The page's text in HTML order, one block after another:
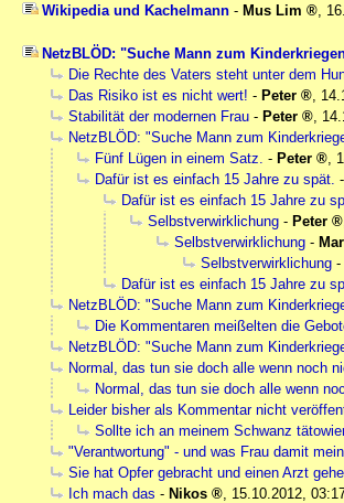
Wikipedia und Kachelmann - Mus Lim
NetzBLÖD: "Suche Mann zum
Die Rechte des Vaters steht unter dem
Das Risiko ist es nicht wert! - Peter
Stabilität der modernen Frau - Peter
NetzBLÖD: "Suche Mann zum
Fünf Lügen in einem Satz. - Peter
Dafür ist es einfach 15 Jahre zu spät. -
Dafür ist es einfach 15 Jahre zu
Selbstverwirklichung - Peter
Selbstverwirklichung -
Selbstverwirklichung -
Dafür ist es einfach 15 Jahre zu
NetzBLÖD: "Suche Mann zum
Die Kommentaren meißelten die
NetzBLÖD: "Suche Mann zum
Normal, das tun sie doch alle wenn noch
Normal, das tun sie doch alle wenn
Leider bisher als Kommentar nicht
Sollte ich an meinem Schwanz
"Verantwortung" - und was Frau damit
Sie hat Opfer gebracht und einen Arzt
Ich mach das - Nikos
15.10.2012,